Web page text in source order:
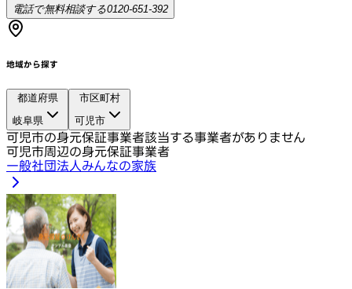
電話で無料相談する0120-651-392
地域から探す
都道府県
岐阜県
市区町村
可児市
可児市の身元保証事業者該当する事業者がありません
可児市周辺の身元保証事業者
一般社団法人みんなの家族